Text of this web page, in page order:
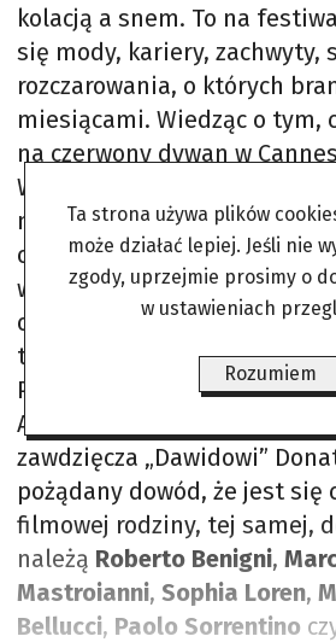
kolacją a snem. To na
się mody, kariery, zachwyty,
rozczarowania, o których
miesiącami. Wiedząc o tym,
na czerwony dywan w
Wenecji, ostre werdykty z
niezależne odkrycia z
opinie z Toronto. Ale Włosi
własne święto, które
odrobiną narodowej dumy.
to dla nich coś więcej niż
Przyznawany od 1956 roku
Akademię Filmową swoją
zawdzięcza „Dawidowi”
pożądany dowód, że jest się
filmowej rodziny, tej samej,
należą Roberto Benigni,
Mastroianni, Sophia Loren,
Bellucci, Paolo Sorrentino
Ta strona używa plików
może działać lepiej. Jeśli nie
zgody, uprzejmie prosimy o
w ustawieniach
Rozumiem